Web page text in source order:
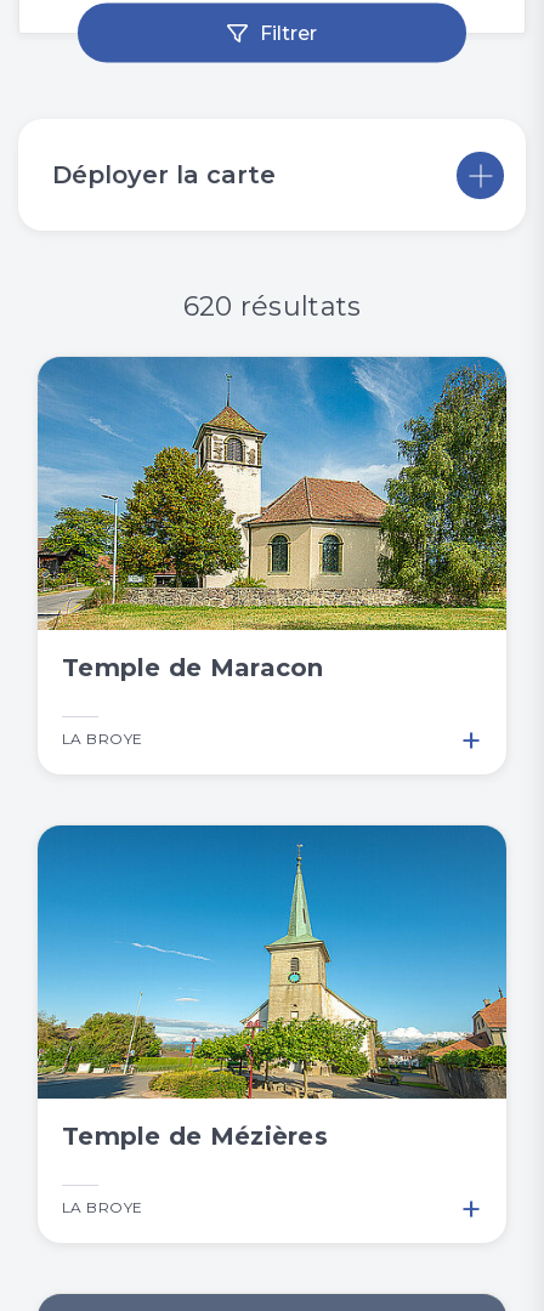
Filtrer
Déployer la carte
620 résultats
Temple de Maracon
LA BROYE +
Temple de Mézières
LA BROYE +